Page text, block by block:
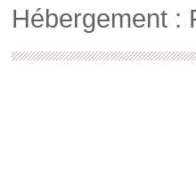
Hébergement :